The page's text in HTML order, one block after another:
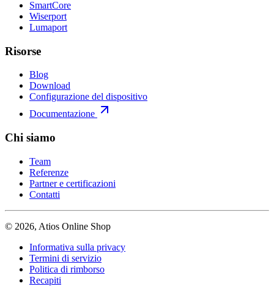
SmartCore
Wiserport
Lumaport
Risorse
Blog
Download
Configurazione del dispositivo
Documentazione
Chi siamo
Team
Referenze
Partner e certificazioni
Contatti
© 2026, Atios Online Shop
Informativa sulla privacy
Termini di servizio
Politica di rimborso
Recapiti